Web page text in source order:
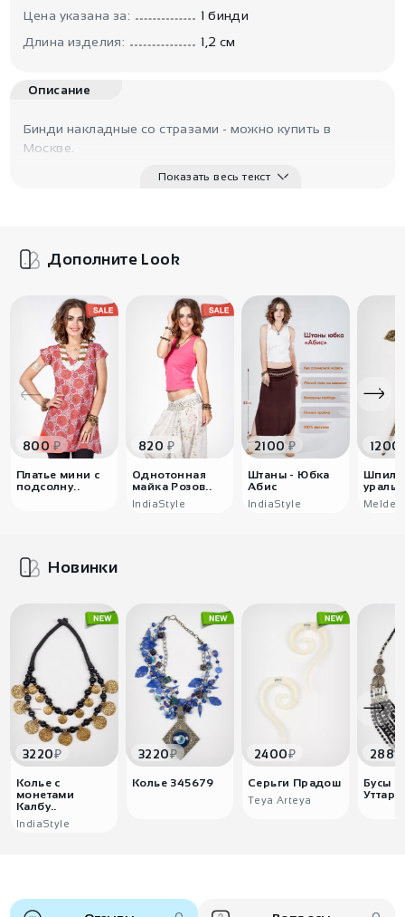
Цена указана за:
1 бинди
Длина изделия:
1,2 см
Описание
Бинди накладные со стразами - можно купить в
Москве.
Показать весь текст
Дополните Look
800 ₽
Платье мини с
подсолну..
820 ₽
Однотонная
майка Розов..
IndiaStyle
2100₽
Штаны - Юбка
Абис
IndiaStyle
1200
Melden
Новинки
3220₽
Колье с
монетами
Калбу..
IndiaStyle
3220₽
Колье 345679
2400₽
Серьги Прадош
Teya Arteya
2880
Бусы